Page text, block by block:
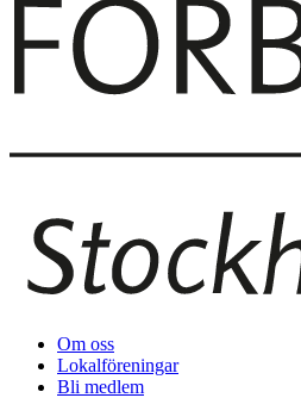
Om oss
Lokalföreningar
Bli medlem